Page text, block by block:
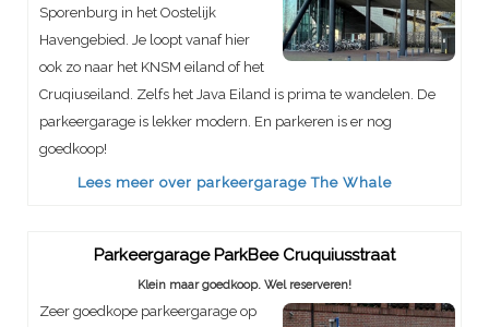
Sporenburg in het Oostelijk
Havengebied. Je loopt vanaf hier
ook zo naar het KNSM eiland of het
Cruqiuseiland. Zelfs het Java Eiland is prima te wandelen. De
parkeergarage is lekker modern. En parkeren is er nog
goedkoop!
Lees meer over parkeergarage The Whale
Parkeergarage ParkBee Cruquiusstraat
Klein maar goedkoop. Wel reserveren!
Zeer goedkope parkeergarage op